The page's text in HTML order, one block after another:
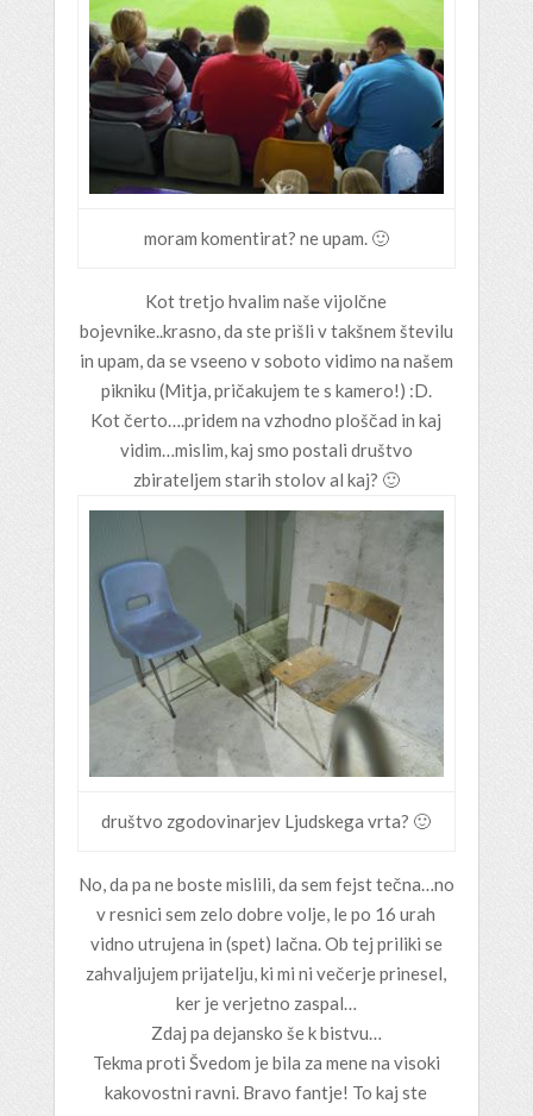
moram komentirat? ne upam. 🙂
Kot tretjo hvalim naše vijolčne
bojevnike..krasno, da ste prišli v takšnem številu
in upam, da se vseeno v soboto vidimo na našem
pikniku (Mitja, pričakujem te s kamero!) :D.
Kot čerto….pridem na vzhodno ploščad in kaj
vidim…mislim, kaj smo postali društvo
zbirateljem starih stolov al kaj? 🙂
društvo zgodovinarjev Ljudskega vrta? 🙂
No, da pa ne boste mislili, da sem fejst tečna…no
v resnici sem zelo dobre volje, le po 16 urah
vidno utrujena in (spet) lačna. Ob tej priliki se
zahvaljujem prijatelju, ki mi ni večerje prinesel,
ker je verjetno zaspal…
Zdaj pa dejansko še k bistvu…
Tekma proti Švedom je bila za mene na visoki
kakovostni ravni. Bravo fantje! To kaj ste